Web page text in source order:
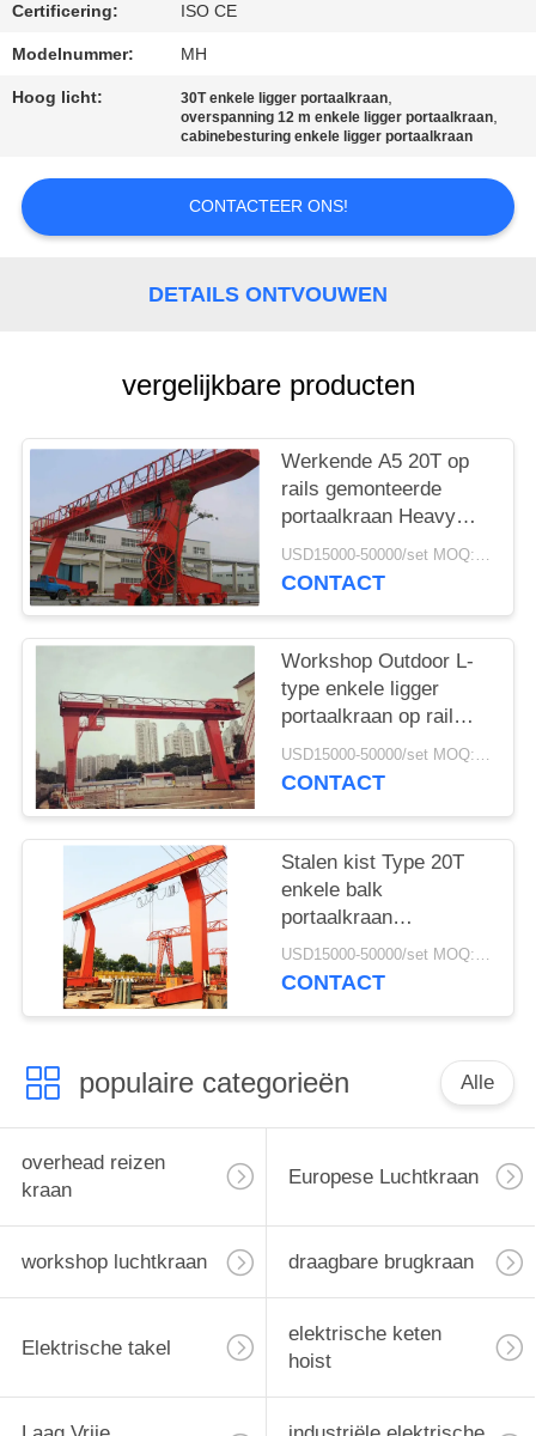
EEN
CITAAT
PRIVACY
Certificering: ISO CE
Modelnummer: MH
Hoog licht: 30T enkele ligger portaalkraan,
overspanning 12 m enkele ligger portaalkraan,
cabinebesturing enkele ligger portaalkraan
CONTACTEER ONS!
DETAILS ONTVOUWEN
vergelijkbare producten
Werkende A5 20T op
rails gemonteerde
portaalkraan Heavy
Duty
USD15000-50000/set MOQ:1 stel
CONTACT
Workshop Outdoor L-
type enkele ligger
portaalkraan op rail
gemonteerd
USD15000-50000/set MOQ:1 stel
CONTACT
Stalen kist Type 20T
enkele balk
portaalkraan
elektrische takel
USD15000-50000/set MOQ:1 stel
CONTACT
populaire categorieën Alle
overhead reizen
kraan
Europese Luchtkraan
workshop luchtkraan draagbare brugkraan
Elektrische takel
elektrische keten
hoist